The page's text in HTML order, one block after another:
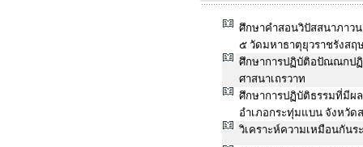
ศึกษาคำสอนวิปัสสนาภาว
๕ วัดมหาธาตุยุวราชรังสฤ
ศึกษาการปฏิบัติอปัณณกปฏิ
ศาสนาเถรวาท
ศึกษาการปฏิบัติธรรมที่มี
อำเภอกระทุ่มแบน จังหวัด
วิเคราะห์ความเหมือนกัน